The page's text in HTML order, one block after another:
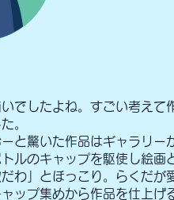
でしたよね。すごい考えて
。
と驚いた作品はギャラリー
ルのキャップを駆使し絵画
だわ」とほっこり。らくだ
ップ集めから作品を仕上げ